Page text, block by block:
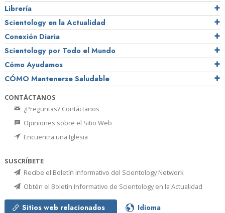
Librería
Scientology en la Actualidad
Conexión Diaria
Scientology por Todo el Mundo
Cómo Ayudamos
CÓMO Mantenerse Saludable
CONTÁCTANOS
¿Preguntas? Contáctanos
Opiniones sobre el Sitio Web
Encuentra una Iglesia
SUSCRÍBETE
Recibe el Boletín Informativo del Scientology Network
Obtén el Boletín Informativo de Scientology en la Actualidad
Sitios web relacionados Idioma